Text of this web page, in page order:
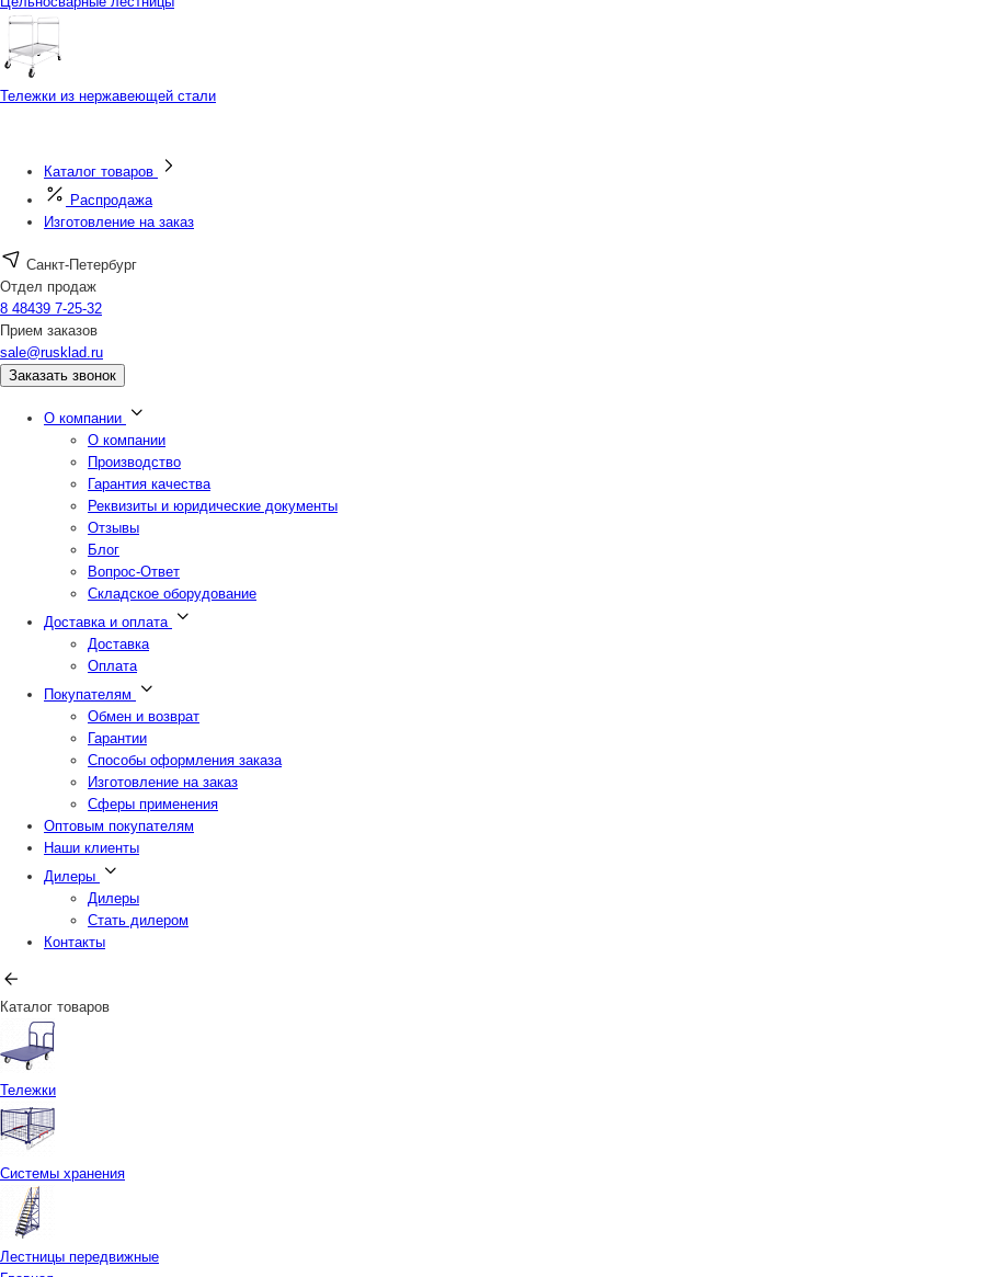
Тележки из нержавеющей стали
Каталог товаров
Распродажа
Изготовление на заказ
Санкт-Петербург
Отдел продаж
8 48439 7-25-32
Прием заказов
sale@rusklad.ru
Заказать звонок
О компании
О компании
Производство
Гарантия качества
Реквизиты и юридические документы
Отзывы
Блог
Вопрос-Ответ
Складское оборудование
Доставка и оплата
Доставка
Оплата
Покупателям
Обмен и возврат
Гарантии
Способы оформления заказа
Изготовление на заказ
Сферы применения
Оптовым покупателям
Наши клиенты
Дилеры
Дилеры
Стать дилером
Контакты
Каталог товаров
Тележки
Системы хранения
Лестницы передвижные